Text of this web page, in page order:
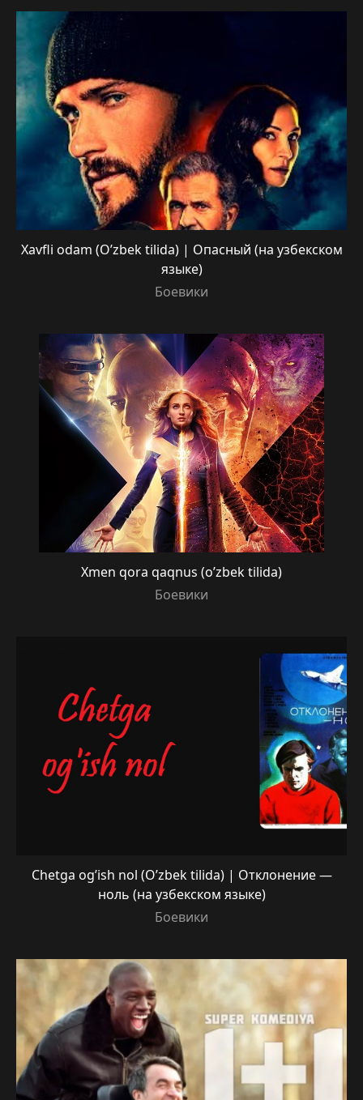
Xavfli odam (O’zbek tilida) | Опасный (на узбекском
языке)
Боевики
Xmen qora qaqnus (o’zbek tilida)
Боевики
Chetga og’ish nol (O’zbek tilida) | Отклонение —
ноль (на узбекском языке)
Боевики